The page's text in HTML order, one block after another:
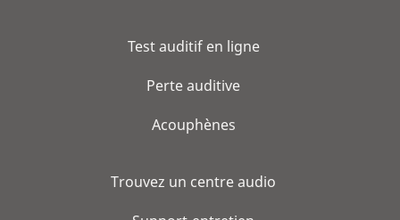
Test auditif en ligne
Perte auditive
Acouphènes
Trouvez un centre audio